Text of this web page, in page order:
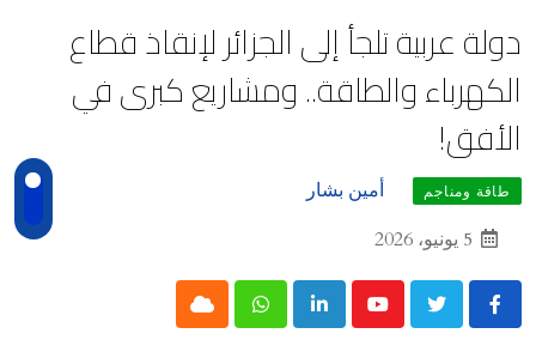
دولة عربية تلجأ إلى الجزائر لإنقاذ قطاع
الكهرباء والطاقة.. ومشاريع كبرى في
الأفق!
طاقة ومناجم
أمين بشار
5 يونيو، 2026
Youtube
LinkedIn
Whatsapp
Cloud